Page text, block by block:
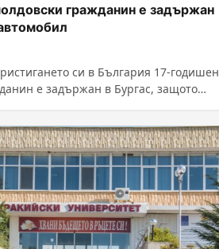
гражданин е задържан
си в България 17-годишен
е задържан в Бургас, защото